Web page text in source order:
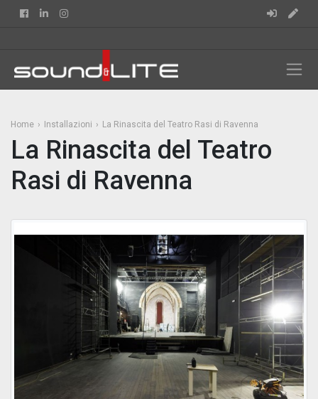
FacebookLinkedin
Home Installazioni La Rinascita del Teatro Rasi di Ravenna
La Rinascita del Teatro
Rasi di Ravenna